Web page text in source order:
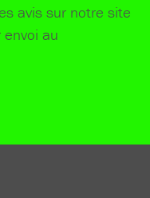
avis sur notre site
au